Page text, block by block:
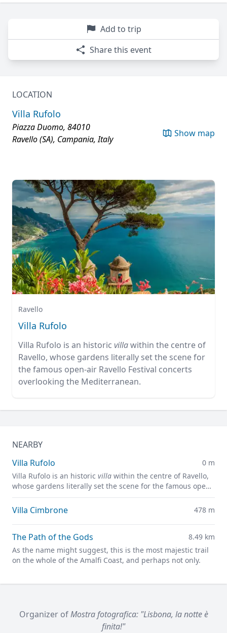
Add to trip
Share this event
LOCATION
Villa Rufolo
Piazza Duomo, 84010
Ravello (SA), Campania, Italy
Show map
Ravello
Villa Rufolo
Villa Rufolo is an historic villawithin the centre of
Ravello, whose gardens literally set the scene for
the famous open-air Ravello Festival concerts
overlooking the Mediterranean.
NEARBY
Villa Rufolo
0 m
Villa Rufolo is an historic villa within the centre of Ravello,
whose gardens literally set the scene for the famous open-
air Ravello Festival concerts overlooking the
Mediterranean.
Villa Cimbrone 478 m
The Path of the Gods
8.49 km
As the name might suggest, this is the most majestic trail
on the whole of the Amalfi Coast, and perhaps not only.
Organizer ofMostra fotografica: "Lisbona, la notte è
finita!"